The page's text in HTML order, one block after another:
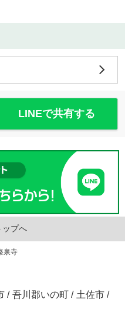
LINEで共有する
ップへ
泉寺
/ 吾川郡いの町 / 土佐市 /